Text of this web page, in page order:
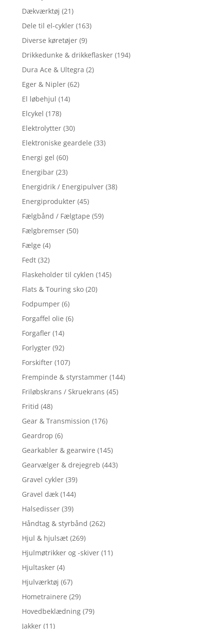
Dækværktøj (21)
Dele til el-cykler (163)
Diverse køretøjer (9)
Drikkedunke & drikkeflasker (194)
Dura Ace & Ultegra (2)
Eger & Nipler (62)
El løbehjul (14)
Elcykel (178)
Elektrolytter (30)
Elektroniske geardele (33)
Energi gel (60)
Energibar (23)
Energidrik / Energipulver (38)
Energiprodukter (45)
Fælgbånd / Fælgtape (59)
Fælgbremser (50)
Fælge (4)
Fedt (32)
Flaskeholder til cyklen (145)
Flats & Touring sko (20)
Fodpumper (6)
Forgaffel olie (6)
Forgafler (14)
Forlygter (92)
Forskifter (107)
Frempinde & styrstammer (144)
Friløbskrans / Skruekrans (45)
Fritid (48)
Gear & Transmission (176)
Geardrop (6)
Gearkabler & gearwire (145)
Gearvælger & drejegreb (443)
Gravel cykler (39)
Gravel dæk (144)
Halsedisser (39)
Håndtag & styrbånd (262)
Hjul & hjulsæt (269)
Hjulmøtrikker og -skiver (11)
Hjultasker (4)
Hjulværktøj (67)
Hometrainere (29)
Hovedbeklædning (79)
Jakker (11)